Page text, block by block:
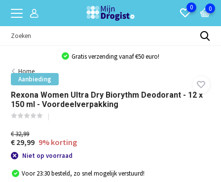
0 0
Gratis verzending vanaf €50 euro!
Home
Aanbieding
Rexona Women Ultra Dry Biorythm Deodorant - 12 x
150 ml - Voordeelverpakking
€ 32,99
€ 29,99 9% korting
Niet op voorraad
Voor 23:30 besteld, zo snel mogelijk verstuurd!